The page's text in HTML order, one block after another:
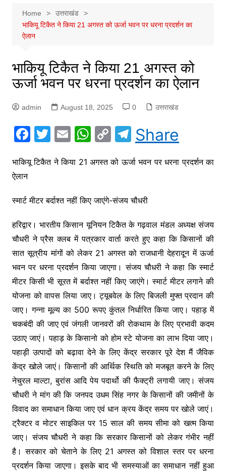
Home
उत्तराखंड
भाकियू टिकैत ने किया 21 अगस्त को ऊर्जा भवन पर धरना प्रदर्शन का
ऐलान
भाकियू टिकैत ने किया 21 अगस्त को
ऊर्जा भवन पर धरना प्रदर्शन का ऐलान
admin August 18, 2025 0 उत्तराखंड
F
c
b
o
k
T
itt
E
ai
W
at
A
p
C
p
Li
n
k
T
el
e
a
Share
भाकियू टिकैत ने किया 21 अगस्त को ऊर्जा भवन पर धरना प्रदर्शन का
ऐलान
स्मार्ट मीटर बर्दाश्त नहीं किए जाएंगे-संजय चौधरी
हरिद्वार। भारतीय किसान यूनियन टिकैत के गढ़वाल मंडल अध्यक्ष संजय
चौधरी ने प्रैस क्लब में पत्रकार वार्ता करते हुए कहा कि किसानों की
सात सूत्रीय मांगों को लेकर 21 अगस्त को राजधानी देहरादून में ऊर्जा
भवन पर धरना प्रदर्शन किया जाएगा। संजय चौधरी ने कहा कि स्मार्ट
मीटर किसी भी सूरत में बर्दाश्त नहीं किए जाएंगे। स्मार्ट मीटर लगाने की
योजना को वापस लिया जाए। ट्यूबवेल के लिए बिजली मुफ्त प्रदान की
जाए। गन्ना मूल्य का 500 रूपए कुंतल निर्धारित किया जाए। पहाड़ में
चकबंदी की जाए एवं जंगली जानवरों की रोकथाम के लिए प्रभावी कदम
उठाए जाएं। पहाड़ के किसानो को होम स्टे योजना का लाभ दिया जाए।
पहाड़ी उत्पादों को बढ़ावा देने के लिए केंद्र सरकार पूरे देश मैं जैविक
केंद्र खोले जाएं। किसानों की आर्थिक स्थिति को मजबूत करने के लिए
नेचुरल माल्टा, बुरांस आदि पेय पदार्थो की फैक्ट्री लगायी जाए। संजय
चौधरी ने मांग की कि जनपद उधम सिंह नगर के किसानों की जमीनों के
विवाद का समाधान किया जाए एवं धान क्रय केंद्र समय पर खोले जाएं।
ट्रैक्टर व मोटर साइकिल पर 15 साल की समय सीमा को खत्म किया
जाए। संजय चौधरी ने कहा कि सरकार किसानों को लेकर गंभीर नहीं
है। सरकार को चेताने के लिए 21 अगस्त को विशाल स्तर पर धरना
प्रदर्शन किया जाएगा। इसके बाद भी समस्याओं का समाधान नहीं हुआ